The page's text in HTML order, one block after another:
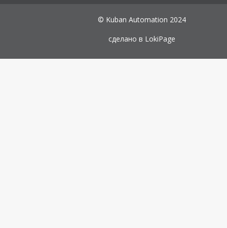
© Kuban Automation 2024
сделано в LokiPage